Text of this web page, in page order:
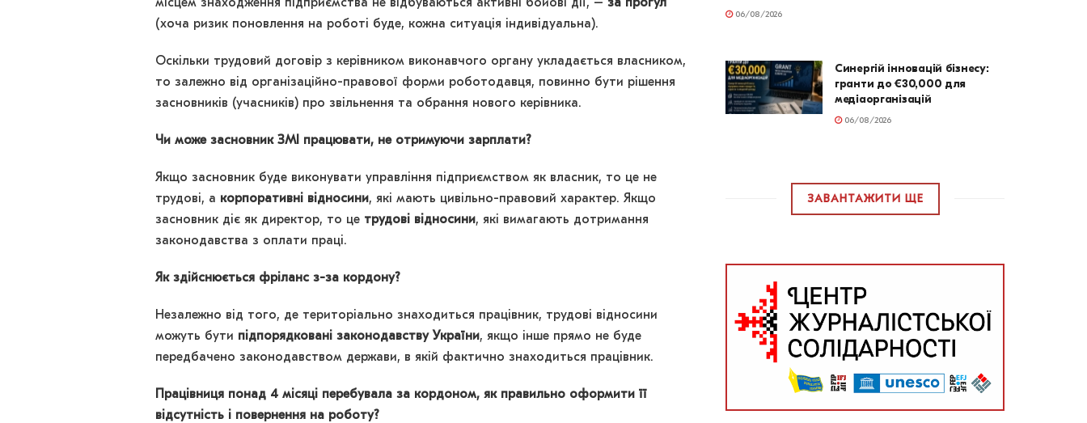
місцем знаходження підприємства не відбуваються активні бойові дії, – за прогул
(хоча ризик поновлення на роботі буде, кожна ситуація індивідуальна).
Оскільки трудовий договір з керівником виконавчого органу укладається власником,
то залежно від організаційно-правової форми роботодавця, повинно бути рішення
засновників (учасників) про звільнення та обрання нового керівника.
Чи може засновник ЗМІ працювати, не отримуючи зарплати?
Якщо засновник буде виконувати управління підприємством як власник, то це не
трудові, а корпоративні відносини, які мають цивільно-правовий характер. Якщо
засновник діє як директор, то це трудові відносини, які вимагають дотримання
законодавства з оплати праці.
Як здійснюється фріланс з-за кордону?
Незалежно від того, де територіально знаходиться працівник, трудові відносини
можуть бути підпорядковані законодавству України, якщо інше прямо не буде
передбачено законодавством держави, в якій фактично знаходиться працівник.
Працівниця понад 4 місяці перебувала за кордоном, як правильно оформити її
відсутність і повернення на роботу?
06/08/2026
Синергій інновацій бізнесу:
гранти до €30,000 для
медіаорганізацій
06/08/2026
ЗАВАНТАЖИТИ ЩЕ